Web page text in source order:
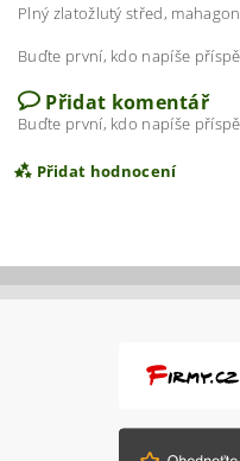
Plný zlatožlutý střed,
Buďte první, kdo napíše
Přidat komentář
Buďte první, kdo napíše
Přidat hodnocení